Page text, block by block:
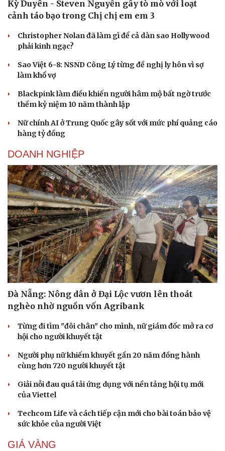
Kỳ Duyên - Steven Nguyễn gây tò mò với loạt
cảnh táo bạo trong Chị chị em em 3
Christopher Nolan đã làm gì để cả dàn sao Hollywood
phải kinh ngạc?
Sao Việt 6-8: NSND Công Lý từng đề nghị ly hôn vì sợ
làm khổ vợ
Blackpink làm điều khiến người hâm mộ bất ngờ trước
thềm kỷ niệm 10 năm thành lập
Nữ chính AI ở Trung Quốc gây sốt với mức phí quảng cáo
hàng tỷ đồng
DOANH NGHIỆP
Đà Nẵng: Nông dân ở Đại Lộc vươn lên thoát
nghèo nhờ nguồn vốn Agribank
Từng đi tìm "đôi chân" cho mình, nữ giám đốc mở ra cơ
hội cho người khuyết tật
Người phụ nữ khiếm khuyết gần 20 năm đồng hành
cùng hơn 720 người khuyết tật
Giải nỗi đau quá tải ứng dụng với nền tảng hội tụ mới
của Viettel
Techcom Life và cách tiếp cận mới cho bài toán bảo vệ
sức khỏe của người Việt
GIÁ VÀNG